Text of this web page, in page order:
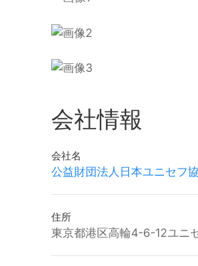
会社情報
会社名
公益財団法人日本ユニセフ
住所
東京都港区高輪4-6-12ユニ